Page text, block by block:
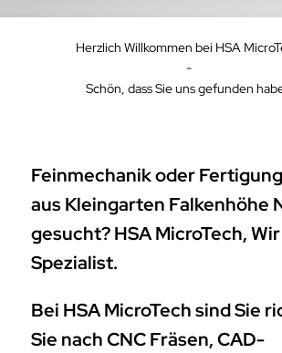
Herzlich Willkommen bei HSA
-
Schön, dass Sie uns gefunden
Feinmechanik oder
aus Kleingarten Falkenhöhe
gesucht? HSA MicroTech,
Spezialist.
Bei HSA MicroTech sind Sie
Sie nach CNC Fräsen, CAD-